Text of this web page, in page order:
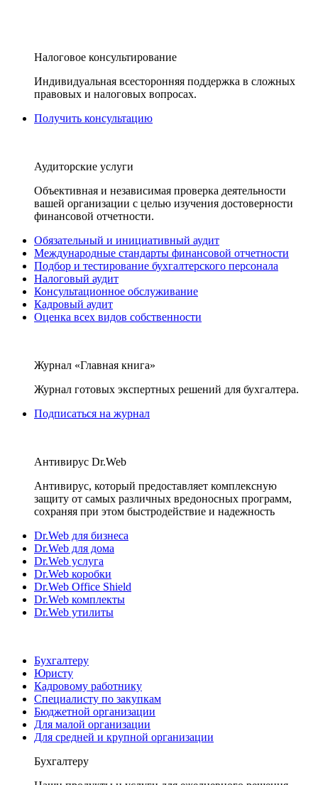
Налоговое консультирование
Индивидуальная всесторонняя поддержка в сложных
правовых и налоговых вопросах.
Получить консультацию
Аудиторские услуги
Объективная и независимая проверка деятельности
вашей организации с целью изучения достоверности
финансовой отчетности.
Обязательный и инициативный аудит
Международные стандарты финансовой отчетности
Подбор и тестирование бухгалтерского персонала
Налоговый аудит
Консультационное обслуживание
Кадровый аудит
Оценка всех видов собственности
Журнал «Главная книга»
Журнал готовых экспертных решений для бухгалтера.
Подписаться на журнал
Антивирус Dr.Web
Антивирус, который предоставляет комплексную
защиту от самых различных вредоносных программ,
сохраняя при этом быстродействие и надежность
Dr.Web для бизнеса
Dr.Web для дома
Dr.Web услуга
Dr.Web коробки
Dr.Web Office Shield
Dr.Web комплекты
Dr.Web утилиты
Бухгалтеру
Юристу
Кадровому работнику
Специалисту по закупкам
Бюджетной организации
Для малой организации
Для средней и крупной организации
Бухгалтеру